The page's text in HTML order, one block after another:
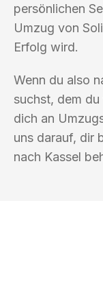
persönlichen
Umzug von
Erfolg wird.
Wenn du also
suchst, dem
dich an
uns darauf, dir
nach Kassel